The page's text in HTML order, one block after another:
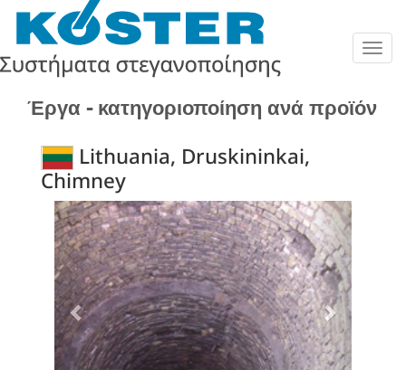
Έργα - κατηγοριοποίηση ανά προϊόν
Lithuania, Druskininkai,
Chimney
Previous Next